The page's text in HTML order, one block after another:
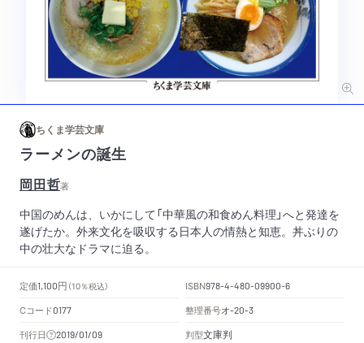
ちくま学芸文庫
ラーメンの誕生
岡田哲著
中国のめんは、いかにして「中華風の和食めん料理」へと発達を
遂げたか。外来文化を吸収する日本人の情熱と知恵。丼ぶりの
中の壮大なドラマに迫る。
定価1,100円 （10％税込） ISBN978-4-480-09900-6
Cコード0177 整理番号オ-20-3
刊行日 2019/01/09 判型文庫判